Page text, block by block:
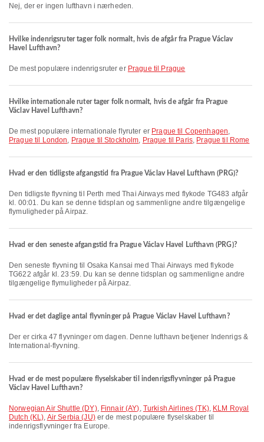
Nej, der er ingen lufthavn i nærheden.
Hvilke indenrigsruter tager folk normalt, hvis de afgår fra Prague Václav
Havel Lufthavn?
De mest populære indenrigsruter er Prague til Prague
Hvilke internationale ruter tager folk normalt, hvis de afgår fra Prague
Václav Havel Lufthavn?
De mest populære internationale flyruter er Prague til Copenhagen,
Prague til London, Prague til Stockholm, Prague til Paris, Prague til Rome
Hvad er den tidligste afgangstid fra Prague Václav Havel Lufthavn (PRG)?
Den tidligste flyvning til Perth med Thai Airways med flykode TG483 afgår
kl. 00:01. Du kan se denne tidsplan og sammenligne andre tilgængelige
flymuligheder på Airpaz.
Hvad er den seneste afgangstid fra Prague Václav Havel Lufthavn (PRG)?
Den seneste flyvning til Osaka Kansai med Thai Airways med flykode
TG622 afgår kl. 23:59. Du kan se denne tidsplan og sammenligne andre
tilgængelige flymuligheder på Airpaz.
Hvad er det daglige antal flyvninger på Prague Václav Havel Lufthavn?
Der er cirka 47 flyvninger om dagen. Denne lufthavn betjener Indenrigs &
International-flyvning.
Hvad er de mest populære flyselskaber til indenrigsflyvninger på Prague
Václav Havel Lufthavn?
Norwegian Air Shuttle (DY), Finnair (AY), Turkish Airlines (TK), KLM Royal
Dutch (KL), Air Serbia (JU)er de mest populære flyselskaber til
indenrigsflyvninger fra Europe.